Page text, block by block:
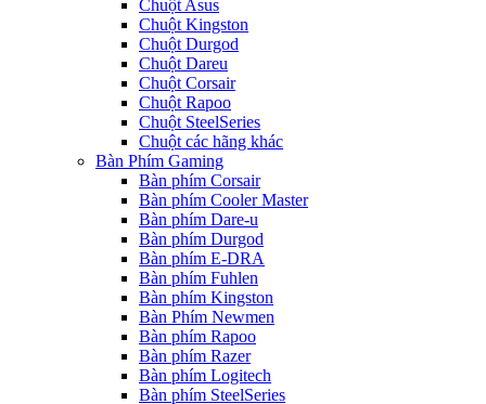
Chuột Asus
Chuột Kingston
Chuột Durgod
Chuột Dareu
Chuột Corsair
Chuột Rapoo
Chuột SteelSeries
Chuột các hãng khác
Bàn Phím Gaming
Bàn phím Corsair
Bàn phím Cooler Master
Bàn phím Dare-u
Bàn phím Durgod
Bàn phím E-DRA
Bàn phím Fuhlen
Bàn phím Kingston
Bàn Phím Newmen
Bàn phím Rapoo
Bàn phím Razer
Bàn phím Logitech
Bàn phím SteelSeries